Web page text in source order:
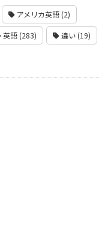
アメリカ英語 (2)
英語 (283) 違い (19)